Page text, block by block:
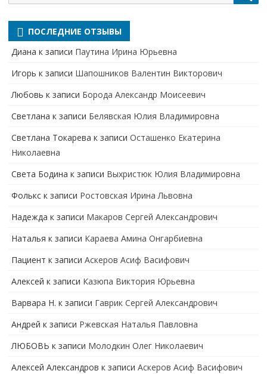
для:
ПОСЛЕДНИЕ ОТЗЫВЫ
Диана к записи Паутина Ирина Юрьевна
Игорь к записи Шапошников Валентин Викторович
Любовь к записи Борода Александр Моисеевич
Светлана к записи Белявская Юлия Владимировна
Cветлана Токарева к записи Осташенко Екатерина
Николаевна
Света Бодина к записи Выхристюк Юлия Владимировна
Фолькс к записи Ростовская Ирина Львовна
Надежда к записи Макаров Сергей Александрович
Наталья к записи Караева Амина Онгарбиевна
Пациент к записи Аскеров Асиф Васифович
Алексей к записи Казюпа Виктория Юрьевна
Варвара Н. к записи Гаврик Сергей Александрович
Андрей к записи Ржевская Наталья Павловна
ЛЮБОВЬ к записи Молодкин Олег Николаевич
Алексей Александров к записи Аскеров Асиф Васифович